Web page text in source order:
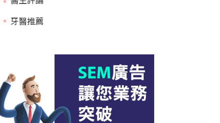
牙醫推薦